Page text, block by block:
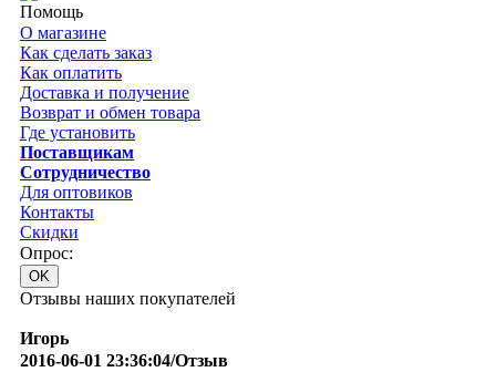
Помощь
О магазине
Как сделать заказ
Как оплатить
Доставка и получение
Возврат и обмен товара
Где установить
Поставщикам
Сотрудничество
Для оптовиков
Контакты
Cкидки
Опрос:
Отзывы наших покупателей
Игорь
2016-06-01 23:36:04/Отзыв